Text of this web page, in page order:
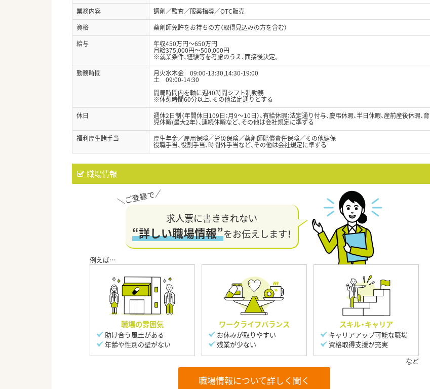
業務内容
調剤／監査／服薬指導／OTC販売
資格
薬剤師免許をお持ちの方（取得見込みの方を含む）
給与
年収450万円～650万円
月給375,000円～500,000円
※就業条件、経験等を考慮のうえ、面接後決定。
勤務時間
月火水木金 09:00-13:30,14:30-19:00
土 09:00-14:30
開局時間内を軸に週40時間シフト制勤務
※休憩時間60分以上、その他法定通りとする
休日
週休2日制（年間休日109日：月9～10日）、有給休暇：法定通り付与、慶弔休暇、半日休暇、産前産後休暇、育
児休暇(最大2年）、連続休暇など、その他は会社規定に準ずる
福利厚生諸手当
厚生年金／雇用保険／労災保険／薬剤師賠償責任保険／その他健保
役職手当、役割手当、時間外手当など、その他は会社規定に準ずる
職場情報
求人票に書ききれない
“詳しい職場情報”をお伝えします！
職場の雰囲気
助け合う風土がある
年齢や性別の壁がない
ワークライフバランス
お休みが取りやすい
残業が少ない
スキル・キャリア
キャリアアップ可能な職場
資格取得支援が充実
職場情報について詳しく聞く